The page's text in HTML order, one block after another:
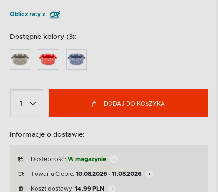
Oblicz raty z
Dostępne kolory (3):
DODAJ DO KOSZYKA
Informacje o dostawie:
Dostępność: W magazynie
Towar u Ciebie: 10.08.2026 - 11.08.2026
Koszt dostawy: 14,99 PLN